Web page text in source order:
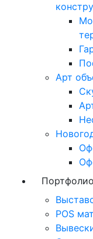
Арт
Портфолио
POS